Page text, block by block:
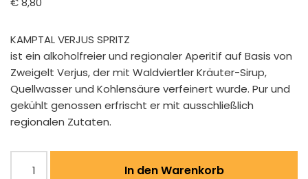
KAMPTAL VERJUS SPRITZ
ist ein alkoholfreier und regionaler Aperitif auf Basis von
Zweigelt Verjus, der mit Waldviertler Kräuter-Sirup,
Quellwasser und Kohlensäure verfeinert wurde. Pur und
gekühlt genossen erfrischt er mit ausschließlich
regionalen Zutaten.
In den Warenkorb